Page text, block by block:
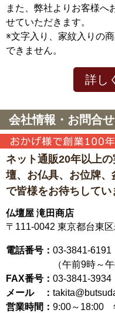
また、弊社よりお客様へ
せていただきます。
※文字入り、家紋入りの
できません。
詳し
会社情報・お問合せ
ネット通販20年以上の
壇、お仏具、お位牌、
で皆様をお待ちしてい
仏壇屋 滝田商店
〒111-0042 東京都台東
電話番号： 03-3841-6191
（午前9時～
FAX番号： 03-3841-3934
メール ：
営業時間： 9:00～18:00